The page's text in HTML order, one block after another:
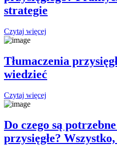
strategie
Czytaj więcej
Tłumaczenia
wiedzieć
Czytaj więcej
Do czego są
przysięgłe?